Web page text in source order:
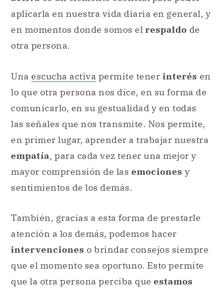
aplicarla en nuestra vida diaria en general, y
en momentos donde somos el respaldo de
otra persona.
Una escucha activa permite tener interés en
lo que otra persona nos dice, en su forma de
comunicarlo, en su gestualidad y en todas
las señales que nos transmite. Nos permite,
en primer lugar, aprender a trabajar nuestra
empatía, para cada vez tener una mejor y
mayor comprensión de las emociones y
sentimientos de los demás.
También, gracias a esta forma de prestarle
atención a los demás, podemos hacer
intervenciones o brindar consejos siempre
que el momento sea oportuno. Esto permite
que la otra persona perciba que estamos